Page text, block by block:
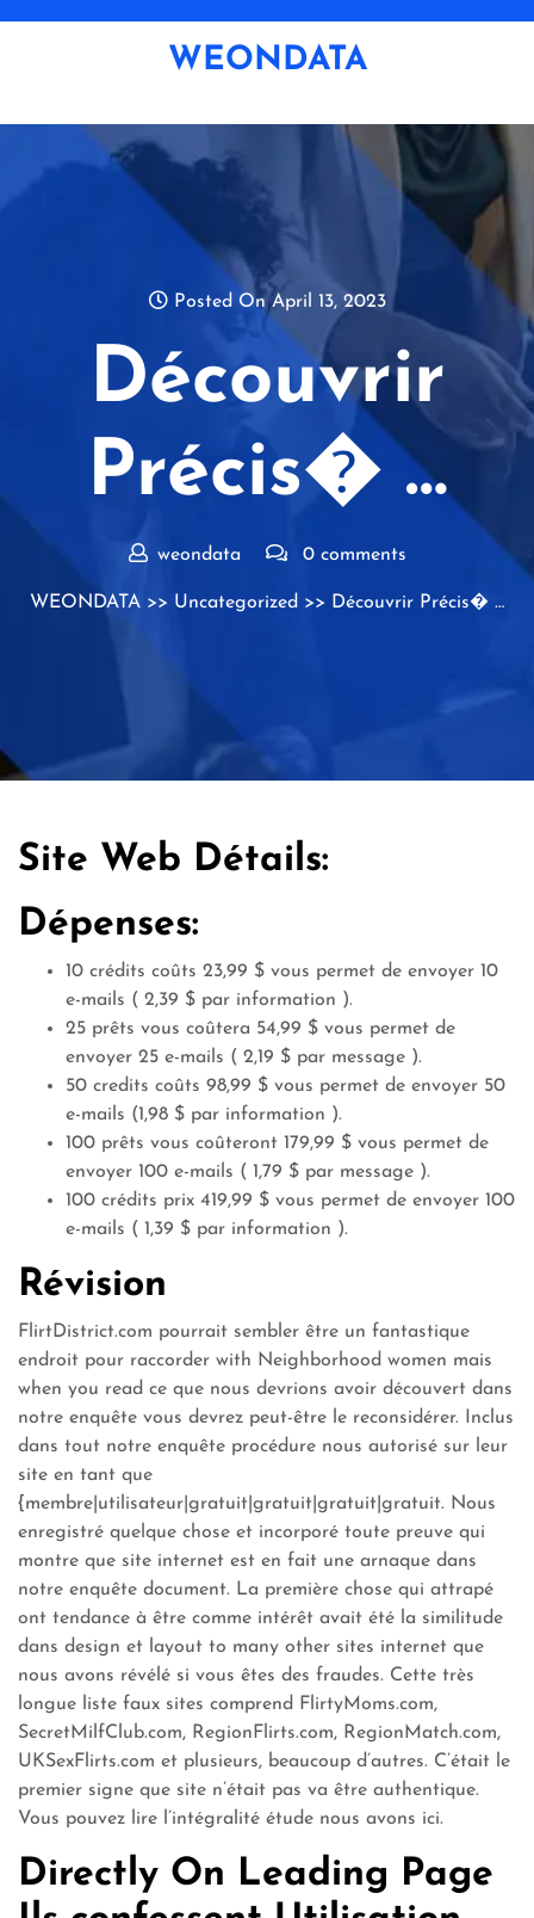
WEONDATA
Posted On April 13, 2023
Découvrir
Précis� …
weondata 0 comments
WEONDATA >> Uncategorized >> Découvrir Précis� …
Site Web Détails:
Dépenses:
10 crédits coûts 23,99 $ vous permet de envoyer 10
e-mails ( 2,39 $ par information ).
25 prêts vous coûtera 54,99 $ vous permet de
envoyer 25 e-mails ( 2,19 $ par message ).
50 credits coûts 98,99 $ vous permet de envoyer 50
e-mails (1,98 $ par information ).
100 prêts vous coûteront 179,99 $ vous permet de
envoyer 100 e-mails ( 1,79 $ par message ).
100 crédits prix 419,99 $ vous permet de envoyer 100
e-mails ( 1,39 $ par information ).
Révision
FlirtDistrict.com pourrait sembler être un fantastique
endroit pour raccorder with Neighborhood women mais
when you read ce que nous devrions avoir découvert dans
notre enquête vous devrez peut-être le reconsidérer. Inclus
dans tout notre enquête procédure nous autorisé sur leur
site en tant que
{membre|utilisateur|gratuit|gratuit|gratuit|gratuit. Nous
enregistré quelque chose et incorporé toute preuve qui
montre que site internet est en fait une arnaque dans
notre enquête document. La première chose qui attrapé
ont tendance à être comme intérêt avait été la similitude
dans design et layout to many other sites internet que
nous avons révélé si vous êtes des fraudes. Cette très
longue liste faux sites comprend FlirtyMoms.com,
SecretMilfClub.com, RegionFlirts.com, RegionMatch.com,
UKSexFlirts.com et plusieurs, beaucoup d’autres. C’était le
premier signe que site n’était pas va être authentique.
Vous pouvez lire l’intégralité étude nous avons ici.
Directly On Leading Page